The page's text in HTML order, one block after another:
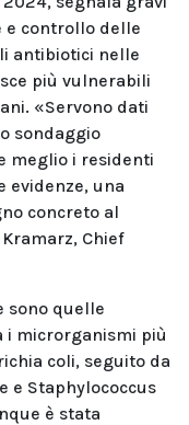
e controllo delle
antibiotici nelle
più vulnerabili
«Servono dati
sondaggio
meglio i residenti
evidenze, una
concreto al
Chief
sono quelle
i microrganismi più
coli, seguito da
e Staphylococcus
è stata